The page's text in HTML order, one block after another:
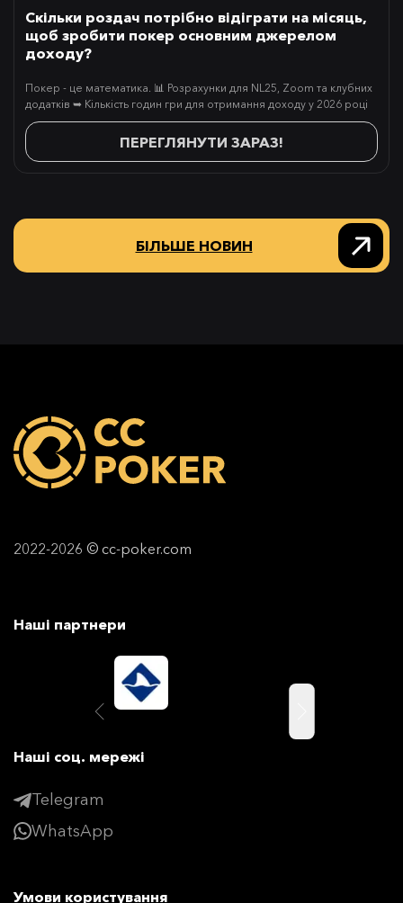
Скільки роздач потрібно відіграти на місяць,
щоб зробити покер основним джерелом
доходу?
Покер - це математика. 📊 Розрахунки для NL25, Zoom та клубних
додатків ➥ Кількість годин гри для отримання доходу у 2026 році
ПЕРЕГЛЯНУТИ ЗАРАЗ!
БІЛЬШЕ НОВИН
2022-2026 © cc-poker.com
Наші партнери
Наші соц. мережі
Telegram
WhatsApp
Умови користування